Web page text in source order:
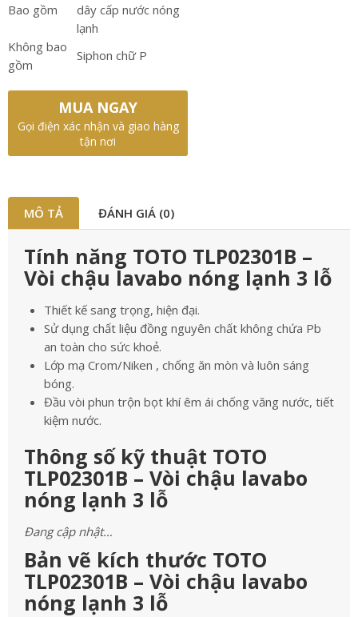
Bao gồm
dây cấp nước nóng
lạnh
Không bao
gồm
Siphon chữ P
MUA NGAY
Gọi điện xác nhận và giao hàng
tận nơi
MÔ TẢ ĐÁNH GIÁ (0)
Tính năng TOTO TLP02301B –
Vòi chậu lavabo nóng lạnh 3 lỗ
Thiết kế sang trọng, hiện đại.
Sử dụng chất liệu đồng nguyên chất không chứa Pb
an toàn cho sức khoẻ.
Lớp mạ Crom/Niken , chống ăn mòn và luôn sáng
bóng.
Đầu vòi phun trộn bọt khí êm ái chống văng nước, tiết
kiệm nước.
Thông số kỹ thuật TOTO
TLP02301B – Vòi chậu lavabo
nóng lạnh 3 lỗ
Đang cập nhật…
Bản vẽ kích thước TOTO
TLP02301B – Vòi chậu lavabo
nóng lạnh 3 lỗ